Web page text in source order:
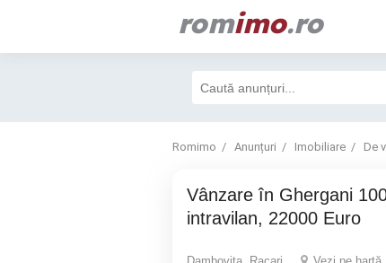
romimo.ro
Romimo Anunțuri Imobiliare De
Vânzare în Ghergani 1000 mp teren
intravilan, 22000 Euro